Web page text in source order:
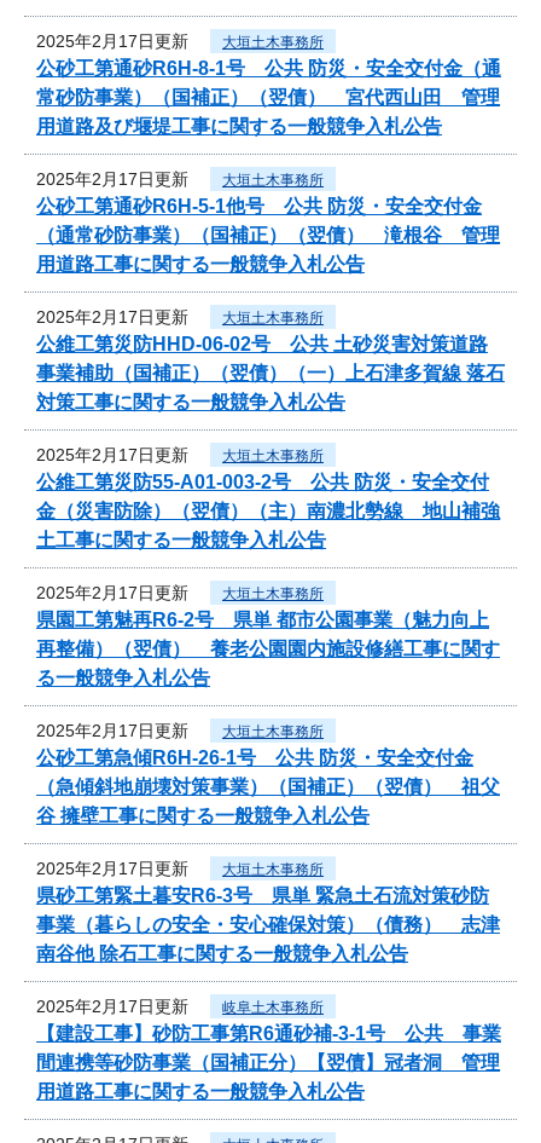
2025年2月17日更新 大垣土木事務所
公砂工第通砂R6H-8-1号 公共 防災・安全交付金（通
常砂防事業）（国補正）（翌債） 宮代西山田 管理
用道路及び堰堤工事に関する一般競争入札公告
2025年2月17日更新 大垣土木事務所
公砂工第通砂R6H-5-1他号 公共 防災・安全交付金
（通常砂防事業）（国補正）（翌債） 滝根谷 管理
用道路工事に関する一般競争入札公告
2025年2月17日更新 大垣土木事務所
公維工第災防HHD-06-02号 公共 土砂災害対策道路
事業補助（国補正）（翌債）（一）上石津多賀線 落石
対策工事に関する一般競争入札公告
2025年2月17日更新 大垣土木事務所
公維工第災防55-A01-003-2号 公共 防災・安全交付
金（災害防除）（翌債）（主）南濃北勢線 地山補強
土工事に関する一般競争入札公告
2025年2月17日更新 大垣土木事務所
県園工第魅再R6-2号 県単 都市公園事業（魅力向上
再整備）（翌債） 養老公園園内施設修繕工事に関す
る一般競争入札公告
2025年2月17日更新 大垣土木事務所
公砂工第急傾R6H-26-1号 公共 防災・安全交付金
（急傾斜地崩壊対策事業）（国補正）（翌債） 祖父
谷 擁壁工事に関する一般競争入札公告
2025年2月17日更新 大垣土木事務所
県砂工第緊土暮安R6-3号 県単 緊急土石流対策砂防
事業（暮らしの安全・安心確保対策）（債務） 志津
南谷他 除石工事に関する一般競争入札公告
2025年2月17日更新 岐阜土木事務所
【建設工事】砂防工事第R6通砂補-3-1号 公共 事業
間連携等砂防事業（国補正分）【翌債】冠者洞 管理
用道路工事に関する一般競争入札公告